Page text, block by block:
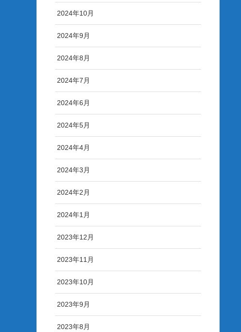
2024年10月
2024年9月
2024年8月
2024年7月
2024年6月
2024年5月
2024年4月
2024年3月
2024年2月
2024年1月
2023年12月
2023年11月
2023年10月
2023年9月
2023年8月